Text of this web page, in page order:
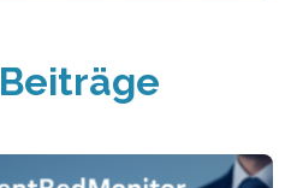
Beiträge